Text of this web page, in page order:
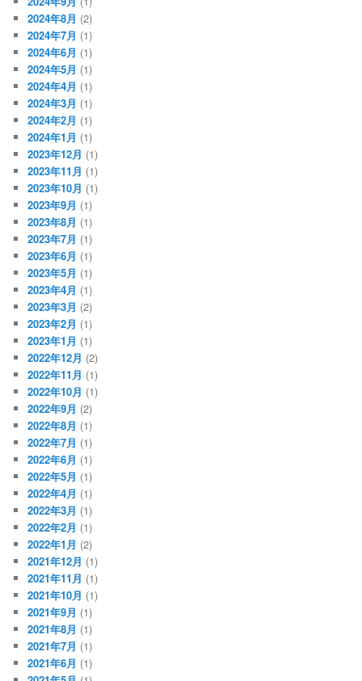
2024年8月 (2)
2024年7月 (1)
2024年6月 (1)
2024年5月 (1)
2024年4月 (1)
2024年3月 (1)
2024年2月 (1)
2024年1月 (1)
2023年12月 (1)
2023年11月 (1)
2023年10月 (1)
2023年9月 (1)
2023年8月 (1)
2023年7月 (1)
2023年6月 (1)
2023年5月 (1)
2023年4月 (1)
2023年3月 (2)
2023年2月 (1)
2023年1月 (1)
2022年12月 (2)
2022年11月 (1)
2022年10月 (1)
2022年9月 (2)
2022年8月 (1)
2022年7月 (1)
2022年6月 (1)
2022年5月 (1)
2022年4月 (1)
2022年3月 (1)
2022年2月 (1)
2022年1月 (2)
2021年12月 (1)
2021年11月 (1)
2021年10月 (1)
2021年9月 (1)
2021年8月 (1)
2021年7月 (1)
2021年6月 (1)